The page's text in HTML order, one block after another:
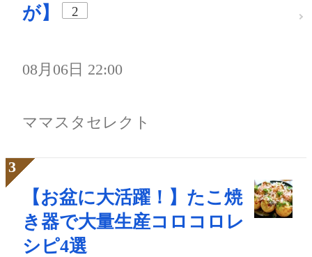
が】
2
08月06日 22:00
ママスタセレクト
【お盆に大活躍！】たこ焼
き器で大量生産コロコロレ
シピ4選